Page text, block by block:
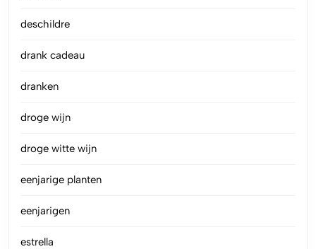
deschildre
drank cadeau
dranken
droge wijn
droge witte wijn
eenjarige planten
eenjarigen
estrella